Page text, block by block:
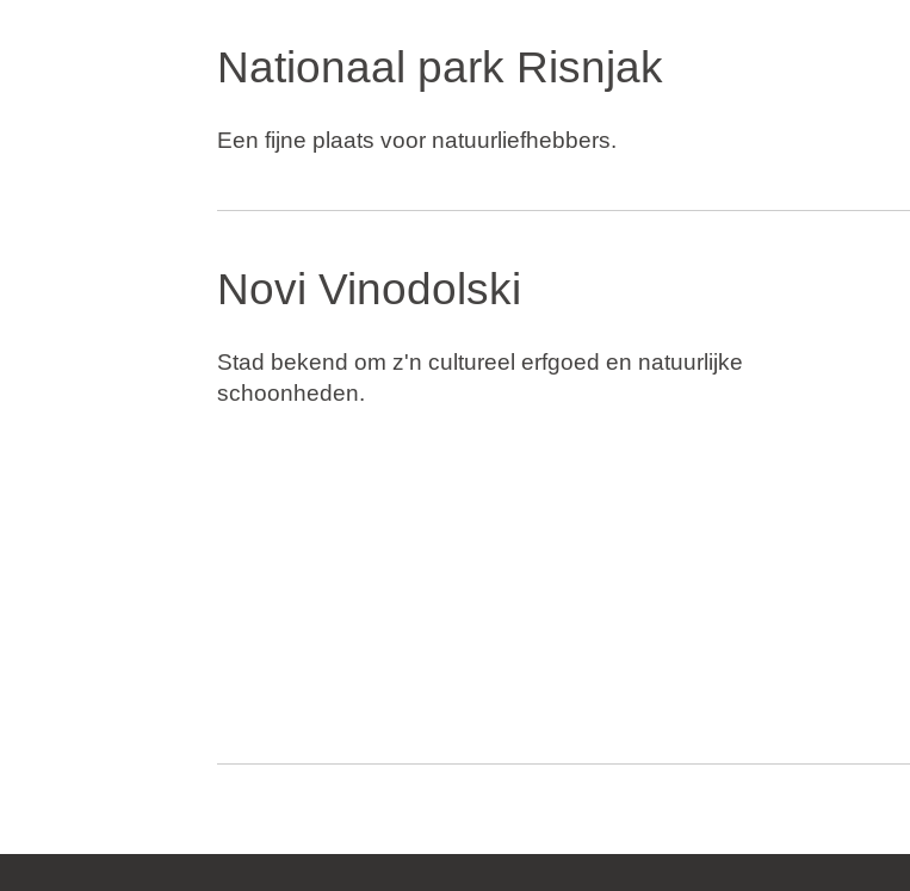
Nationaal park Risnjak
Een fijne plaats voor natuurliefhebbers.
Novi Vinodolski
Stad bekend om z'n cultureel erfgoed en natuurlijke
schoonheden.